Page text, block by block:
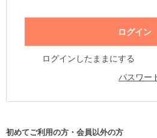
ログインしたままにする
パスワー
初めてご利用の方・会員以外の方